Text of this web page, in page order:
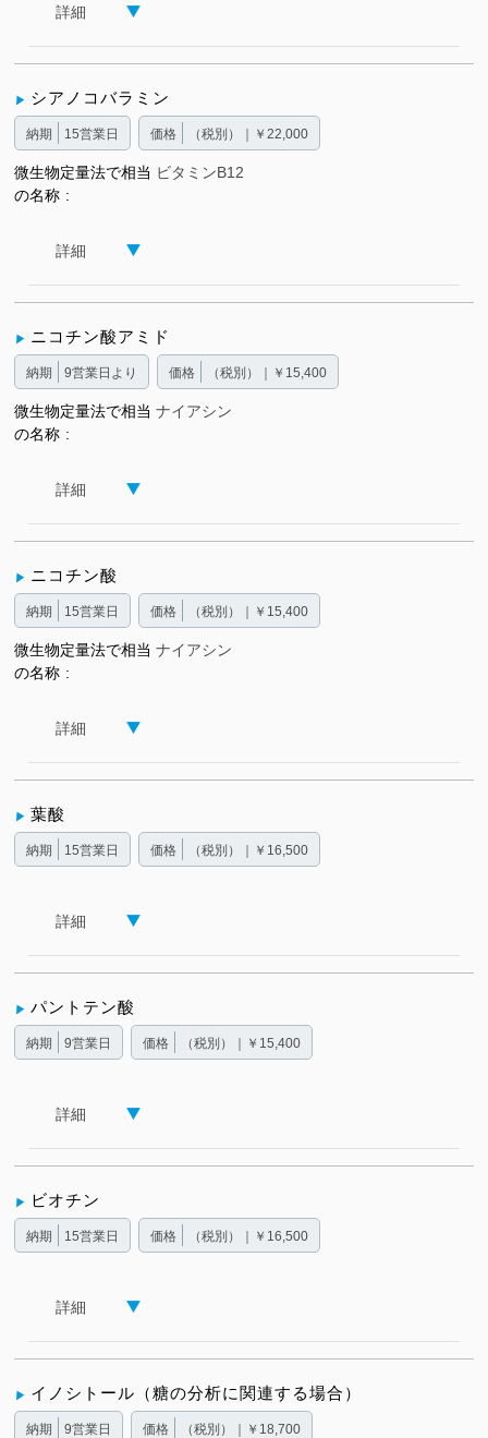
詳細
シアノコバラミン
納期 15営業日 価格 （税別）｜￥22,000
微生物定量法で相当
の名称
ビタミンB12
詳細
ニコチン酸アミド
納期 9営業日より 価格 （税別）｜￥15,400
微生物定量法で相当
の名称
ナイアシン
詳細
ニコチン酸
納期 15営業日 価格 （税別）｜￥15,400
微生物定量法で相当
の名称
ナイアシン
詳細
葉酸
納期 15営業日 価格 （税別）｜￥16,500
詳細
パントテン酸
納期 9営業日 価格 （税別）｜￥15,400
詳細
ビオチン
納期 15営業日 価格 （税別）｜￥16,500
詳細
イノシトール（糖の分析に関連する場合）
納期 9営業日 価格 （税別）｜￥18,700